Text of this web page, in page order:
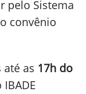
pelo Sistema
convênio
até as 17h do